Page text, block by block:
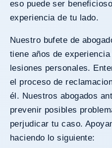
eso puede ser
experiencia de tu lado.
Nuestro bufete de
tiene años de
lesiones personales.
el proceso de
él. Nuestros abogados
prevenir posibles
perjudicar tu caso.
haciendo lo siguiente: